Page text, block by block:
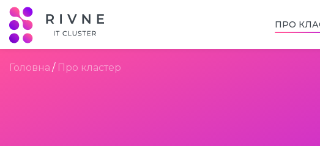
ПРО
Головна Про кластер